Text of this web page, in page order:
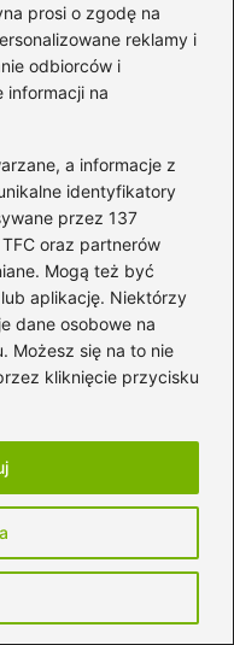
prosi o zgodę na
reklamy i
odbiorców i
informacji na
a informacje z
identyfikatory
przez 137
oraz partnerów
Mogą też być
aplikację. Niektórzy
dane osobowe na
Możesz się na to nie
kliknięcie przycisku
Li
n
k
e
dI
n
Spotify i nadać
Oto znani
twórczość
z Spotify
opłat
jak dodać
swoje AirPods
tekstu
znamy